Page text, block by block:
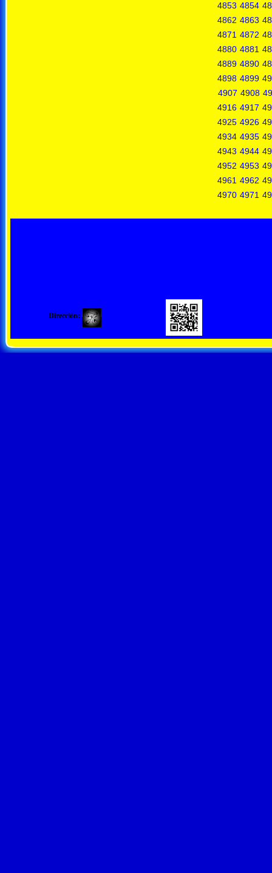
4853 4854
4862 4863
4871 4872
4880 4881
4889 4890
4898 4899
4907 4908
4916 4917
4925 4926
4934 4935
4943 4944
4952 4953
4961 4962
4970 4971
Dirección: